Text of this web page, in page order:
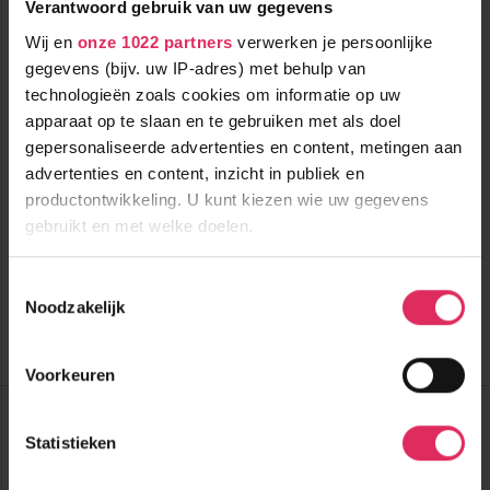
Verantwoord gebruik van uw gegevens
Wij en onze 1022 partners verwerken je persoonlijke
gegevens (bijv. uw IP-adres) met behulp van
technologieën zoals cookies om informatie op uw
apparaat op te slaan en te gebruiken met als doel
gepersonaliseerde advertenties en content, metingen aan
advertenties en content, inzicht in publiek en
productontwikkeling. U kunt kiezen wie uw gegevens
gebruikt en met welke doelen.
Informatie verzamelen over uw geografische
Uw apparaat identificeren door het actief te
scannen op specifieke eigenschappen (fingerprinting)
verwerkt en stel uw voorkeuren in het
detailgedeelte
in.
Noodzakelijk
Voorkeuren
Statistieken
Modern hotel op loopafstand van de skilift in Les Deux Alpes!
vanaf
312
0m tot centrum
250m tot skilift
logies & ontbijt
Chamonix Mont Blanc